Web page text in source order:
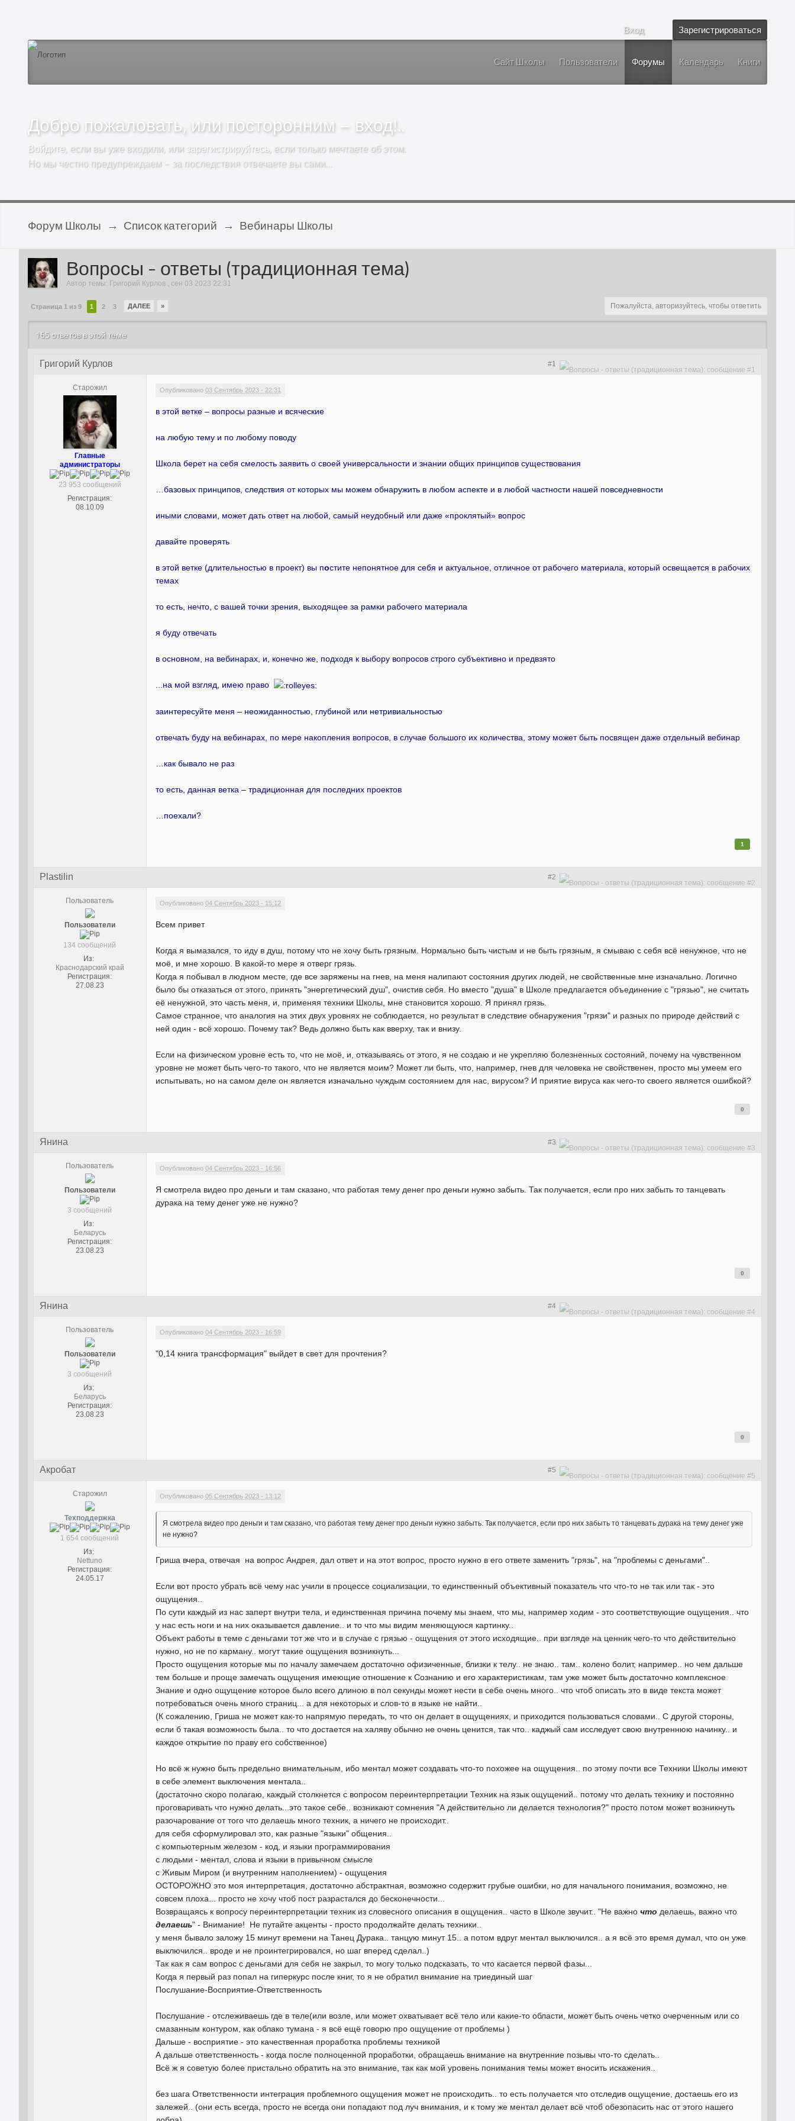
Вход Зарегистрироваться
Сайт Школы Пользователи Форумы Календарь Книги
Добро пожаловать, или посторонним – вход!..
Войдите, если вы уже входили, или зарегистрируйтесь, если только мечтаете об этом.
Но мы честно предупреждаем – за последствия отвечаете вы сами…
Форум Школы → Список категорий → Вебинары Школы
Вопросы - ответы (традиционная тема)
Автор темы: Григорий Курлов , сен 03 2023 22:31
Страница 1 из 9 1 2 3 ДАЛЕЕ » Пожалуйста, авторизуйтесь, чтобы ответить
165 ответов в этой теме
#1
Григорий Курлов
Старожил
Главные
администраторы
23 953 сообщений
Регистрация:
08.10.09
Опубликовано03 Сентябрь 2023 - 22:31
в этой ветке – вопросы разные и всяческие
на любую тему и по любому поводу
Школа берет на себя смелость заявить о своей универсальности и знании общих принципов существования
…базовых принципов, следствия от которых мы можем обнаружить в любом аспекте и в любой частности нашей повседневности
иными словами, может дать ответ на любой, самый неудобный или даже «проклятый» вопрос
давайте проверять
в этой ветке (длительностью в проект) вы постите непонятное для себя и актуальное, отличное от рабочего материала, который освещается в рабочих
темах
то есть, нечто, с вашей точки зрения, выходящее за рамки рабочего материала
я буду отвечать
в основном, на вебинарах, и, конечно же, подходя к выбору вопросов строго субъективно и предвзято
...на мой взгляд, имею право
заинтересуйте меня – неожиданностью, глубиной или нетривиальностью
отвечать буду на вебинарах, по мере накопления вопросов, в случае большого их количества, этому может быть посвящен даже отдельный вебинар
…как бывало не раз
то есть, данная ветка – традиционная для последних проектов
…поехали?
1
#2
Plastilin
Пользователь
Пользователи
134 сообщений
Из:
Краснодарский край
Регистрация:
27.08.23
Опубликовано04 Сентябрь 2023 - 15:12
Всем привет
Когда я вымазался, то иду в душ, потому что не хочу быть грязным. Нормально быть чистым и не быть грязным, я смываю с себя всё ненужное, что не
моё, и мне хорошо. В какой-то мере я отверг грязь.
Когда я побывал в людном месте, где все заряжены на гнев, на меня налипают состояния других людей, не свойственные мне изначально. Логично
было бы отказаться от этого, принять "энергетический душ", очистив себя. Но вместо "душа" в Школе предлагается объединение с "грязью", не считать
её ненужной, это часть меня, и, применяя техники Школы, мне становится хорошо. Я принял грязь.
Самое странное, что аналогия на этих двух уровнях не соблюдается, но результат в следствие обнаружения "грязи" и разных по природе действий с
ней один - всё хорошо. Почему так? Ведь должно быть как вверху, так и внизу.
Если на физическом уровне есть то, что не моё, и, отказываясь от этого, я не создаю и не укрепляю болезненных состояний, почему на чувственном
уровне не может быть чего-то такого, что не является моим? Может ли быть, что, например, гнев для человека не свойственен, просто мы умеем его
испытывать, но на самом деле он является изначально чуждым состоянием для нас, вирусом? И приятие вируса как чего-то своего является ошибкой?
0
#3
Янина
Пользователь
Пользователи
3 сообщений
Из:
Беларусь
Регистрация:
23.08.23
Опубликовано04 Сентябрь 2023 - 16:56
Я смотрела видео про деньги и там сказано, что работая тему денег про деньги нужно забыть. Так получается, если про них забыть то танцевать
дурака на тему денег уже не нужно?
0
#4
Янина
Пользователь
Пользователи
3 сообщений
Из:
Беларусь
Регистрация:
23.08.23
Опубликовано04 Сентябрь 2023 - 16:59
"0,14 книга трансформация" выйдет в свет для прочтения?
0
#5
Акробат
Старожил
Техподдержка
1 654 сообщений
Из:
Nettuno
Регистрация:
24.05.17
Опубликовано05 Сентябрь 2023 - 13:12
Я смотрела видео про деньги и там сказано, что работая тему денег про деньги нужно забыть. Так получается, если про них забыть то танцевать дурака на тему денег уже
не нужно?
Гриша вчера, отвечая на вопрос Андрея, дал ответ и на этот вопрос, просто нужно в его ответе заменить "грязь", на "проблемы с деньгами"..
Если вот просто убрать всё чему нас учили в процессе социализации, то единственный объективный показатель что что-то не так или так - это
ощущения..
По сути каждый из нас заперт внутри тела, и единственная причина почему мы знаем, что мы, например ходим - это соответствующие ощущения.. что
у нас есть ноги и на них оказывается давление.. и то что мы видим меняющуюся картинку..
Объект работы в теме с деньгами тот же что и в случае с грязью - ощущения от этого исходящие.. при взгляде на ценник чего-то что действительно
нужно, но не по карману.. могут такие ощущения возникнуть...
Просто ощущения которые мы по началу замечаем достаточно офизиченные, близки к телу.. не знаю.. там.. колено болит, например.. но чем дальше
тем больше и проще замечать ощущения имеющие отношение к Сознанию и его характеристикам, там уже может быть достаточно комплексное
Знание и одно ощущение которое было всего длиною в пол секунды может нести в себе очень много.. что чтоб описать это в виде текста может
потребоваться очень много страниц... а для некоторых и слов-то в языке не найти..
(К сожалению, Гриша не может как-то напрямую передать, то что он делает в ощущениях, и приходится пользоваться словами.. С другой стороны,
если б такая возможность была.. то что достается на халяву обычно не очень ценится, так что.. каджый сам исследует свою внутреннюю начинку.. и
каждое открытие по праву его собственное)
Но всё ж нужно быть предельно внимательным, ибо ментал может создавать что-то похожее на ощущения.. по этому почти все Техники Школы имеют
в себе элемент выключения ментала..
(достаточно скоро полагаю, каждый столкнется с вопросом переинтерпретации Техник на язык ощущений.. потому что делать технику и постоянно
проговаривать что нужно делать...это такое себе.. возникают сомнения "А действительно ли делается технология?" просто потом может возникнуть
разочарование от того что делаешь много техник, а ничего не происходит..
для себя сформулировал это, как разные "языки" общения..
с компьютерным железом - код, и языки программирования
с людьми - ментал, слова и языки в привычном смысле
с Живым Миром (и внутренним наполнением) - ощущения
ОСТОРОЖНО это моя интерпретация, достаточно абстрактная, возможно содержит грубые ошибки, но для начального понимания, возможно, не
совсем плоха... просто не хочу чтоб пост разрастался до бесконечности...
Возвращаясь к вопросу переинтерпретации техник из словесного описания в ощущения.. часто в Школе звучит.. "Не важночто делаешь, важно что
делаешь" - Внимание! Не путайте акценты - просто продолжайте делать техники..
у меня бывало заложу 15 минут времени на Танец Дурака.. танцую минут 15.. а потом вдруг ментал выключился.. а я всё это время думал, что он уже
выключился.. вроде и не проинтегрировался, но шаг вперед сделал..)
Так как я сам вопрос с деньгами для себя не закрыл, то могу только подсказать, то что касается первой фазы...
Когда я первый раз попал на гиперкурс после книг, то я не обратил внимание на триединый шаг
Послушание-Восприятие-Ответственность
Послушание - отслеживаешь где в теле(или возле, или может охватывает всё тело или какие-то области, может быть очень четко очерченным или со
смазанным контуром, как облако тумана - я всё ещё говорю про ощущение от проблемы )
Дальше - восприятие - это качественная проработка проблемы техникой
А дальше ответственность - когда после полноценной проработки, обращаешь внимание на внутренние позывы что-то сделать..
Всё ж я советую более пристально обратить на это внимание, так как мой уровень понимания темы может вносить искажения..
без шага Ответственности интеграция проблемного ощущения может не происходить.. то есть получается что отследив ощущение, достаешь его из
залежей.. (они есть всегда, просто не всегда они попадают под луч внимания, и к тому же ментал делает всё чтоб обезопасить нас от этого нашего